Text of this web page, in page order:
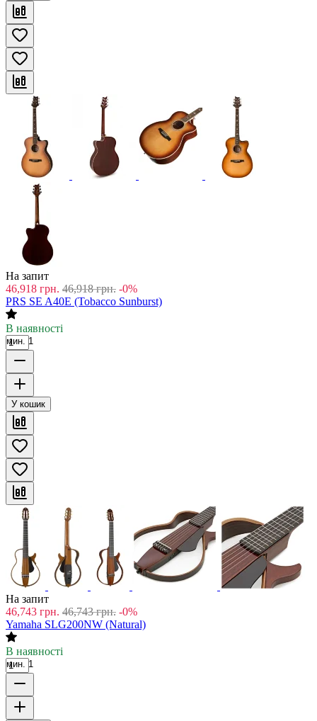
На запит
46,918 грн. 46,918 грн. -0%
PRS SE A40E (Tobacco Sunburst)
В наявності
мин. 1
У кошик
На запит
46,743 грн. 46,743 грн. -0%
Yamaha SLG200NW (Natural)
В наявності
мин. 1